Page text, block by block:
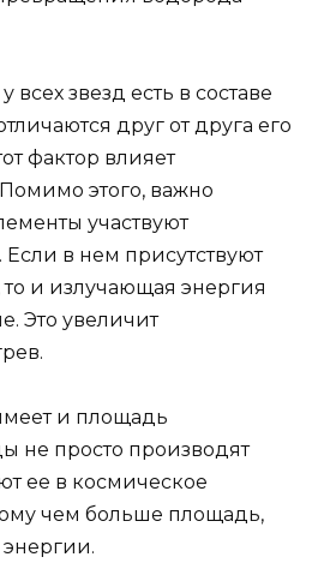
всех звезд есть в составе
друг от друга его
фактор влияет
этого, важно
участвуют
в нем присутствуют
и излучающая энергия
Это увеличит
и площадь
не просто производят
ее в космическое
чем больше площадь,